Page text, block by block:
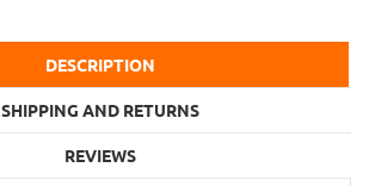
DESCRIPTION
SHIPPING AND RETURNS
REVIEWS